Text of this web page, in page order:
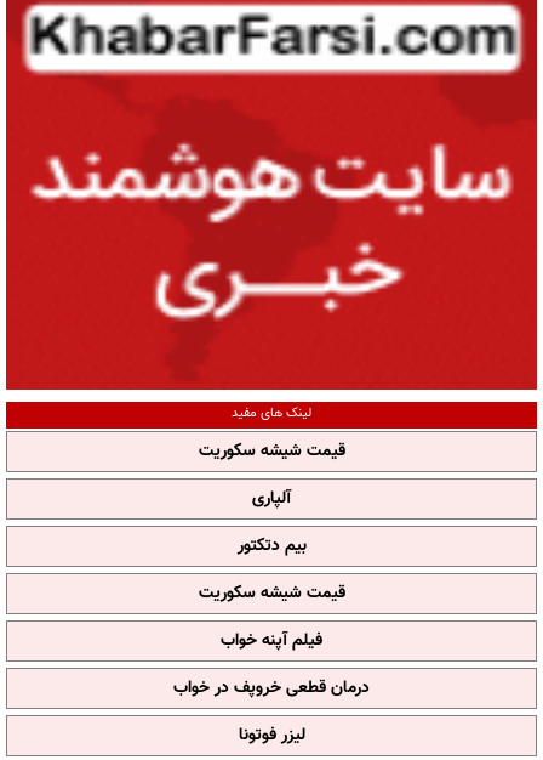
لینک های مفید
قیمت شیشه سکوریت
آلپاری
بیم دتکتور
قیمت شیشه سکوریت
فیلم آپنه خواب
درمان قطعی خروپف در خواب
لیزر فوتونا